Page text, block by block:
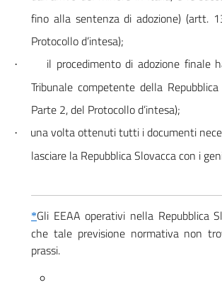
fino alla sentenza di adozione) (artt.
Protocollo d’intesa);
·
il procedimento di adozione finale
Tribunale competente della
Parte 2, del Protocollo d’intesa);
·
una volta ottenuti tutti i documenti
lasciare la Repubblica Slovacca con i
*Gli EEAA operativi nella Repubblica
che tale previsione normativa non
prassi.